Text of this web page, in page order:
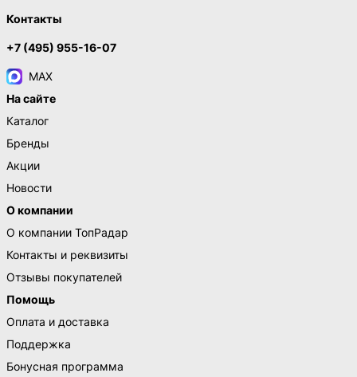
Контакты
+7 (495) 955-16-07
MAX
На сайте
Каталог
Бренды
Акции
Новости
О компании
О компании ТопРадар
Контакты и реквизиты
Отзывы покупателей
Помощь
Оплата и доставка
Поддержка
Бонусная программа